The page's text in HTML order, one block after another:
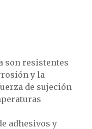
son resistentes
y la
de sujeción
adhesivos y